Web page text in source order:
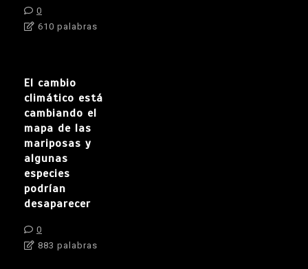
0
610 palabras
El cambio
climático está
cambiando el
mapa de las
mariposas y
algunas
especies
podrían
desaparecer
0
883 palabras